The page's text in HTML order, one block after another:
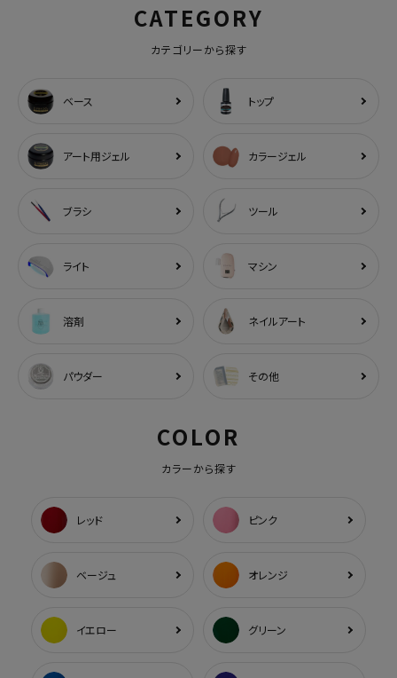
CATEGORY
カテゴリーから探す
ベース トップ
アート用ジェル カラージェル
ブラシ ツール
ライト マシン
溶剤 ネイルアート
パウダー その他
COLOR
カラーから探す
レッド ピンク
ベージュ オレンジ
イエロー グリーン